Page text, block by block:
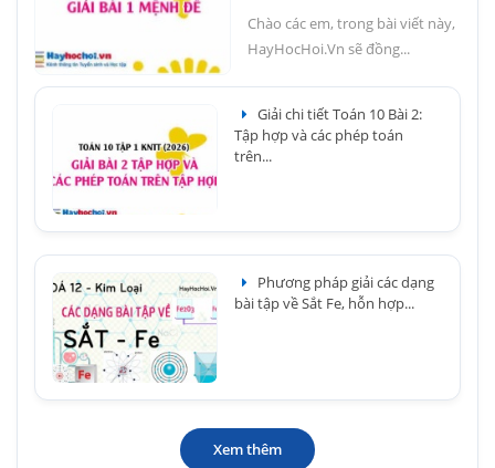
Chào các em, trong bài viết này,
HayHocHoi.Vn sẽ đồng...
Giải chi tiết Toán 10 Bài 2:
Tập hợp và các phép toán
trên...
Phương pháp giải các dạng
bài tập về Sắt Fe, hỗn hợp...
Xem thêm